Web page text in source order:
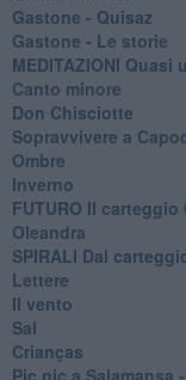
Gastone - Quisaz
Gastone - Le storie
MEDITAZIONI Quasi
Canto minore
Don Chisciotte
Sopravvivere a
Ombre
Inverno
FUTURO Il
Oleandra
SPIRALI Dal
Lettere
Il vento
Sal
Crianças
Pic nic a Salamansa